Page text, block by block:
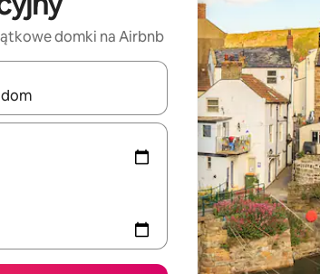
domki na Airbnb
możesz poruszać się po nich za pomocą klawiszy